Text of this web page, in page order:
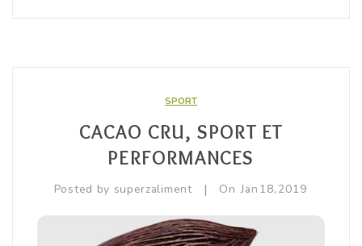
SPORT
CACAO CRU, SPORT ET
PERFORMANCES
Posted by superzaliment | On Jan 18, 2019